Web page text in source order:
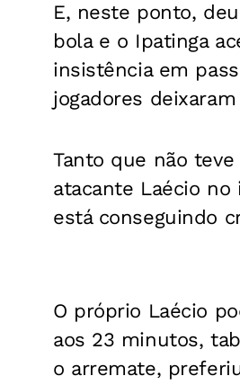
E, neste ponto,
bola e o Ipatinga
insistência em
jogadores
Tanto que não
atacante Laécio
está conseguindo
O próprio Laécio
aos 23 minutos,
o arremate,